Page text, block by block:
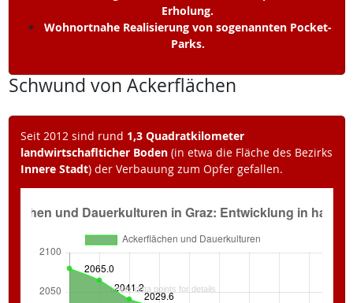
Erholung.
Wohnortnahe Realisierung von sogenannten Pocket-
Parks.
Schwund von Ackerflächen
Seit 2012 sind rund 1,3 Quadratkilometer
landwirtschaflticher Boden(in etwa die Fläche des Bezirks
Innere Stadt) der Verbauung zum Opfer gefallen.